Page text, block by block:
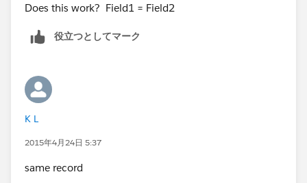
Does this work? Field1 = Field2
役立つとしてマーク
K L
2015年4月24日 5:37
same record